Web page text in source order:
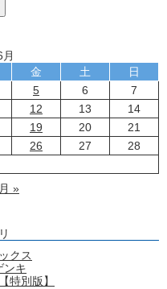
金 土
日
5 6
7
12 13
14
19 20
21
26 27
28
»
クス
ンキ
特別版】